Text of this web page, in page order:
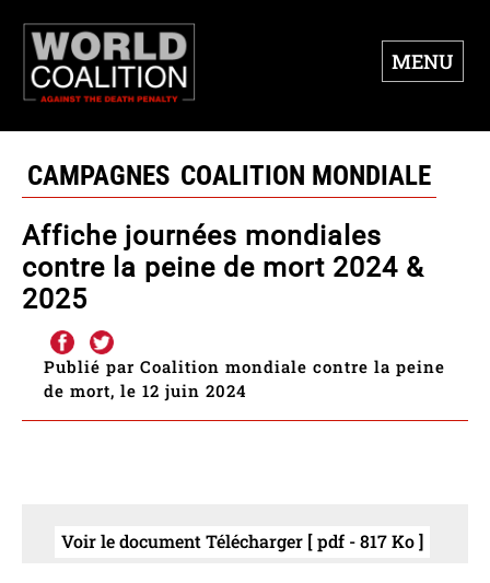
MENU
CAMPAGNES COALITION MONDIALE
Affiche journées mondiales
contre la peine de mort 2024 &
2025
Publié par Coalition mondiale contre la peine
de mort, le 12 juin 2024
Voir le document Télécharger [ pdf - 817 Ko ]